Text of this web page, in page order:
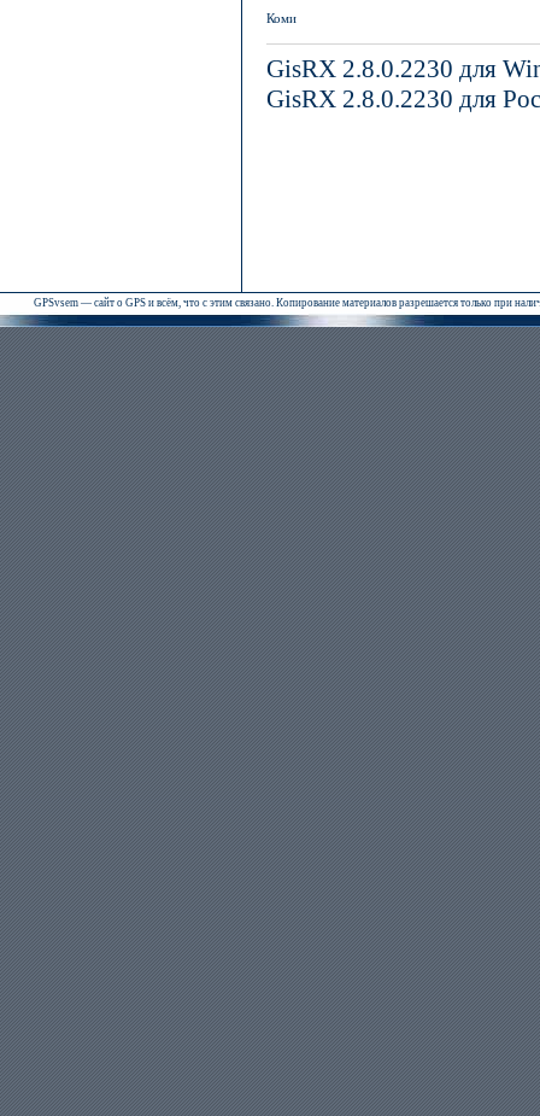
Коми
GisRX 2.8.0.2230 для
GisRX 2.8.0.2230 для
GPSvsem — сайт о GPS и всём, что с этим связано. Копирование материалов разрешается только при